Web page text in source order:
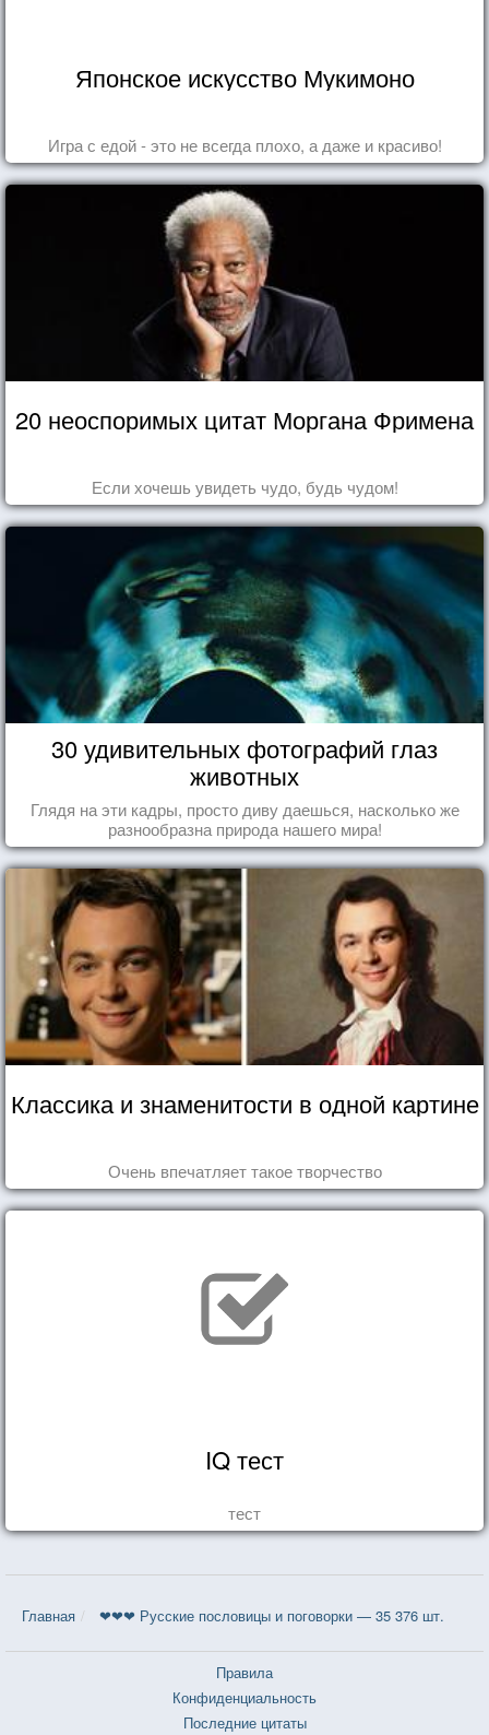
Японское искусство Мукимоно
Игра с едой - это не всегда плохо, а даже и красиво!
20 неоспоримых цитат Моргана Фримена
Если хочешь увидеть чудо, будь чудом!
30 удивительных фотографий глаз
животных
Глядя на эти кадры, просто диву даешься, насколько же
разнообразна природа нашего мира!
Классика и знаменитости в одной картине
Очень впечатляет такое творчество
IQ тест
тест
Главная ❤❤❤ Русские пословицы и поговорки — 35 376 шт.
Правила
Конфиденциальность
Последние цитаты